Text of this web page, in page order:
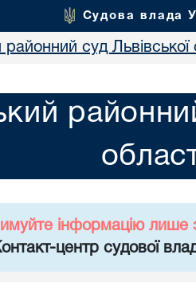
Судова влада
суд Львівської
інформацію лише
центр судової